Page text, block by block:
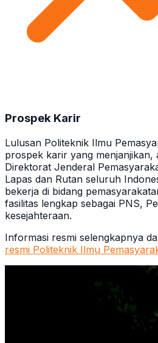
Prospek Karir
Lulusan Politeknik Ilmu
prospek karir yang menjanjikan,
Direktorat Jenderal
Lapas dan Rutan seluruh
bekerja di bidang
fasilitas lengkap sebagai PNS,
kesejahteraan.
Informasi resmi selengkapnya
resmi Politeknik Ilmu